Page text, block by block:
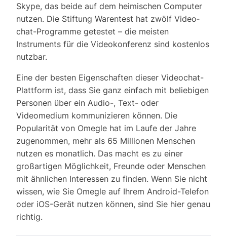
Skype, das beide auf dem heimischen Computer
nutzen. Die Stiftung Warentest hat zwölf Video­
chat-Programme getestet – die meisten
Instruments für die Video­konferenz sind kostenlos
nutz­bar.
Eine der besten Eigenschaften dieser Videochat-
Plattform ist, dass Sie ganz einfach mit beliebigen
Personen über ein Audio-, Text- oder
Videomedium kommunizieren können. Die
Popularität von Omegle hat im Laufe der Jahre
zugenommen, mehr als 65 Millionen Menschen
nutzen es monatlich. Das macht es zu einer
großartigen Möglichkeit, Freunde oder Menschen
mit ähnlichen Interessen zu finden. Wenn Sie nicht
wissen, wie Sie Omegle auf Ihrem Android-Telefon
oder iOS-Gerät nutzen können, sind Sie hier genau
richtig.